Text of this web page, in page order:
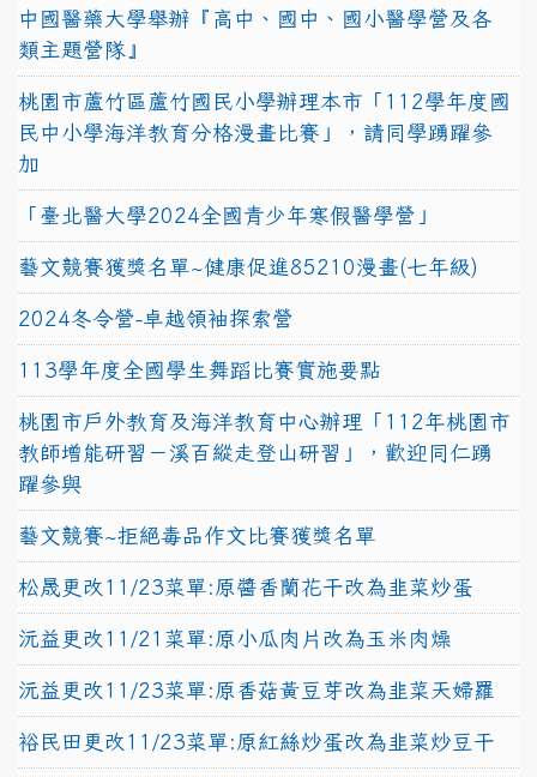
中國醫藥大學舉辦『高中、國中、國小醫學營及各
類主題營隊』
桃園市蘆竹區蘆竹國民小學辦理本市「112學年度國
民中小學海洋教育分格漫畫比賽」，請同學踴躍參
加
「臺北醫大學2024全國青少年寒假醫學營」
藝文競賽獲獎名單~健康促進85210漫畫(七年級)
2024冬令營-卓越領袖探索營
113學年度全國學生舞蹈比賽實施要點
桃園市戶外教育及海洋教育中心辦理「112年桃園市
教師增能研習－溪百縱走登山研習」，歡迎同仁踴
躍參與
藝文競賽~拒絕毒品作文比賽獲獎名單
松晟更改11/23菜單:原醬香蘭花干改為韭菜炒蛋
沅益更改11/21菜單:原小瓜肉片改為玉米肉燥
沅益更改11/23菜單:原香菇黃豆芽改為韭菜天婦羅
裕民田更改11/23菜單:原紅絲炒蛋改為韭菜炒豆干